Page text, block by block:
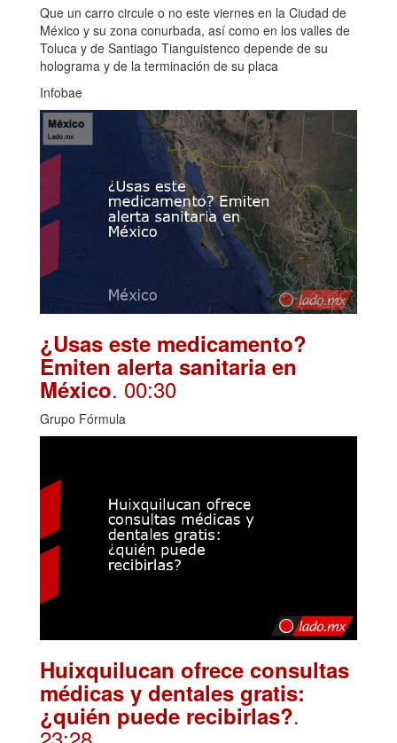
Que un carro circule o no este viernes en la Ciudad de
México y su zona conurbada, así como en los valles de
Toluca y de Santiago Tianguistenco depende de su
holograma y de la terminación de su placa
Infobae
¿Usas este medicamento?
Emiten alerta sanitaria en
México. 00:30
Grupo Fórmula
Huixquilucan ofrece consultas
médicas y dentales gratis:
¿quién puede recibirlas?.